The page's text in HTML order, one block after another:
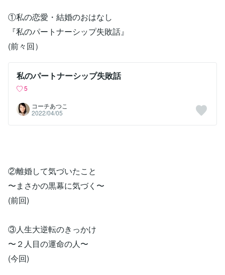
①私の恋愛・結婚のおはなし
『私のパートナーシップ失敗話』
(前々回）
私のパートナーシップ失敗話
5
コーチあつこ
2022/04/05
②離婚して気づいたこと
〜まさかの黒幕に気づく〜
(前回)
③人生大逆転のきっかけ
〜２人目の運命の人〜
(今回)